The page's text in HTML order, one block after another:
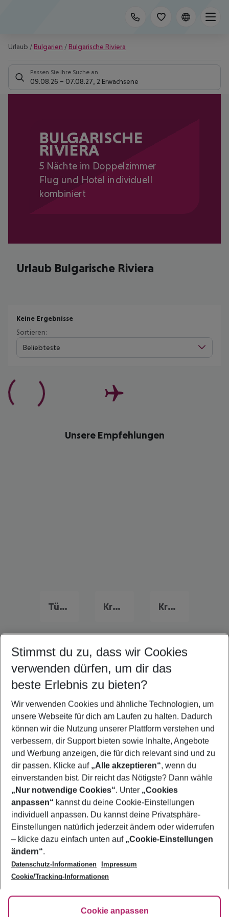
Urlaub / Bulgarien / Bulgarische Riviera
Passen Sie Ihre Suche an
09.08.26 – 07.08.27 2 Erwachsene
BULGARISCHE
RIVIERA
5 Nächte im Doppelzimmer
Flug und Hotel individuell
kombiniert
Urlaub Bulgarische Riviera
Keine Ergebnisse
Sortieren:
Beliebteste
Unsere Empfehlungen
Türkei Urlaub Kroatien Urlaub Kreta Urlaub
Quicklinks
Last Minute Bulgarische Riviera
Familienurlaub Bulgarische Riviera
Pauschalreisen Bulgarische Riviera
Flug & Hotel Bulgarische Riviera
Frübucher Angebote Bulgarische Riviera für 2026
Footer
Footer navigation
Über uns
AGB
Bestpreisgarantie
Cookie-Einstellungen ändern
Cookie-Richtlinie
Agenturbetreuung
Barrierefreies Reisen
HanseMerkur Reiseversicherung
Folge uns
Stimmst du zu, dass wir Cookies
verwenden dürfen, um dir das
beste Erlebnis zu bieten?
Wir verwenden Cookies und ähnliche Technologien, um
unsere Webseite für dich am Laufen zu halten. Dadurch
können wir die Nutzung unserer Plattform verstehen und
verbessern, dir Support bieten sowie Inhalte, Angebote
und Werbung anzeigen, die für dich relevant sind und zu
dir passen. Klicke auf „Alle akzeptieren“, wenn du
einverstanden bist. Dir reicht das Nötigste? Dann wähle
„Nur notwendige Cookies“. Unter „Cookies
anpassen“ kannst du deine Cookie-Einstellungen
individuell anpassen. Du kannst deine Privatsphäre-
Einstellungen natürlich jederzeit ändern oder widerrufen
– klicke dazu einfach unten auf „Cookie-Einstellungen
ändern“.
Datenschutz-Informationen
Impressum
Cookie/Tracking-Informationen
Cookie anpassen